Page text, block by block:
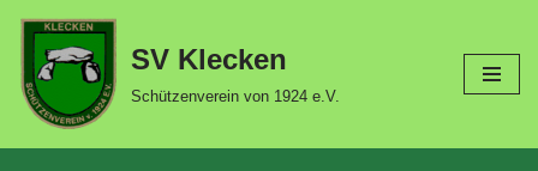
Zum
Inhalt
springen
SV Klecken
Schützenverein von 1924 e.V.